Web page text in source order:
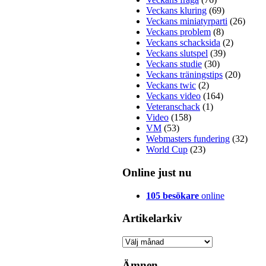
Veckans kluring (69)
Veckans miniatyrparti (26)
Veckans problem (8)
Veckans schacksida (2)
Veckans slutspel (39)
Veckans studie (30)
Veckans träningstips (20)
Veckans twic (2)
Veckans video (164)
Veteranschack (1)
Video (158)
VM (53)
Webmasters fundering (32)
World Cup (23)
Online just nu
105 besökare online
Artikelarkiv
Artikelarkiv